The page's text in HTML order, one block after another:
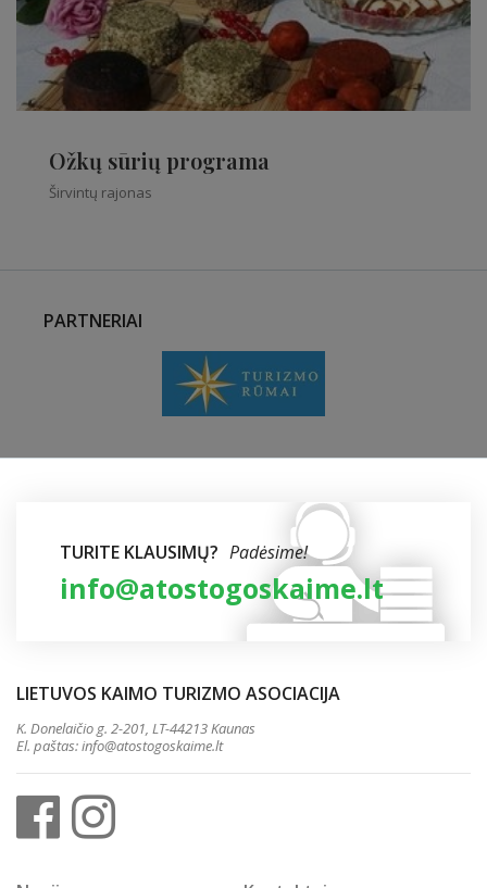
Ožkų sūrių programa
Širvintų rajonas
PARTNERIAI
TURITE KLAUSIMŲ? Padėsime!
info@atostogoskaime.lt
LIETUVOS KAIMO TURIZMO ASOCIACIJA
K. Donelaičio g. 2-201, LT-44213 Kaunas
El. paštas:info@atostogoskaime.lt